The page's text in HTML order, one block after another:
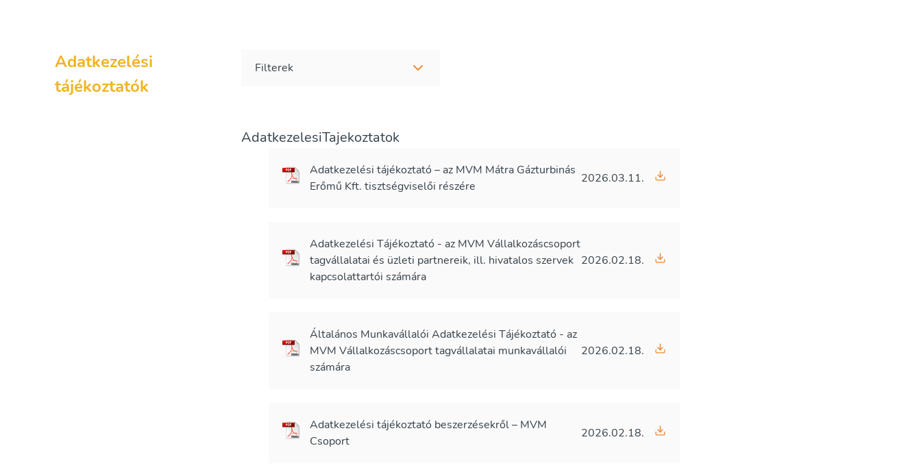
Adatkezelési
tájékoztatók
Filterek
AdatkezelesiTajekoztatok
Adatkezelési tájékoztató – az MVM Mátra Gázturbinás
Erőmű Kft. tisztségviselői részére
2026.03.11.
Adatkezelési Tájékoztató - az MVM Vállalkozáscsoport
tagvállalatai és üzleti partnereik, ill. hivatalos szervek
kapcsolattartói számára
2026.02.18.
Általános Munkavállalói Adatkezelési Tájékoztató - az
MVM Vállalkozáscsoport tagvállalatai munkavállalói
számára
2026.02.18.
Adatkezelési tájékoztató beszerzésekről – MVM
Csoport
2026.02.18.